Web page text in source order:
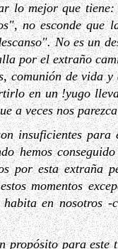
lo mejor que
no esconde
No es un
por el extraño
comunión de vida
en un !yugo
a veces nos
insuficientes para
hemos
por esta extraña
momentos
en nosotros
propósito para este